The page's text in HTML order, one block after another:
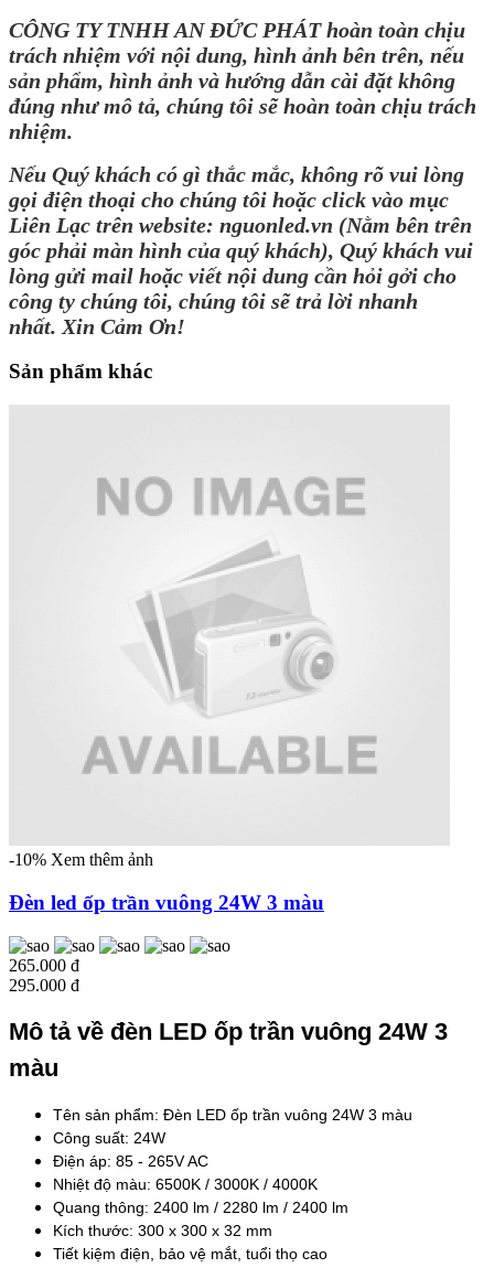
CÔNG TY TNHH AN ĐỨC PHÁT hoàn toàn chịu
trách nhiệm với nội dung, hình ảnh bên trên, nếu
sản phẩm, hình ảnh và hướng dẫn cài đặt không
đúng như mô tả, chúng tôi sẽ hoàn toàn chịu trách
nhiệm.
Nếu Quý khách có gì thắc mắc, không rõ vui lòng
gọi điện thoại cho chúng tôi hoặc click vào mục
Liên Lạc trên website: nguonled.vn (Nằm bên trên
góc phải màn hình của quý khách), Quý khách vui
lòng gửi mail hoặc viết nội dung cần hỏi gởi cho
công ty chúng tôi, chúng tôi sẽ trả lời nhanh
nhất. Xin Cảm Ơn!
Sản phẩm khác
-10% Xem thêm ảnh
Đèn led ốp trần vuông 24W 3 màu
265.000 đ
295.000 đ
Mô tả về đèn LED ốp trần vuông 24W 3
màu
Tên sản phẩm: Đèn LED ốp trần vuông 24W 3 màu
Công suất: 24W
Điện áp: 85 - 265V AC
Nhiệt độ màu: 6500K / 3000K / 4000K
Quang thông: 2400 lm / 2280 lm / 2400 lm
Kích thước: 300 x 300 x 32 mm
Tiết kiệm điện, bảo vệ mắt, tuổi thọ cao